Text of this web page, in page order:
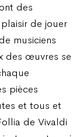
des
de jouer
musiciens
des œuvres se
pièces
et tous et
de Vivaldi